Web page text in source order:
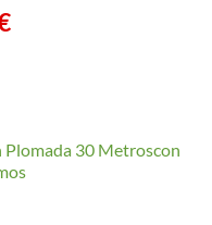
Rango
168,65 € 30 Metroscon